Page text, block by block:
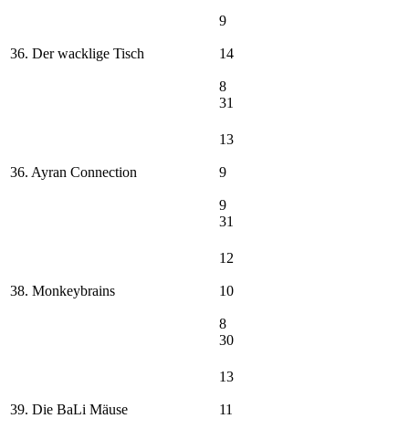
36. Der wacklige Tisch
9
14
8
31
36. Ayran Connection
13
9
9
31
38. Monkeybrains
12
10
8
30
39. Die BaLi Mäuse
13
11